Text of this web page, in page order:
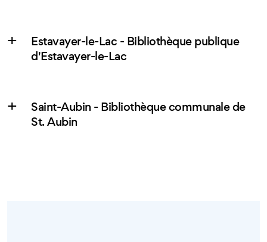
Estavayer-le-Lac - Bibliothèque publique
d'Estavayer-le-Lac
Saint-Aubin - Bibliothèque communale de
St. Aubin